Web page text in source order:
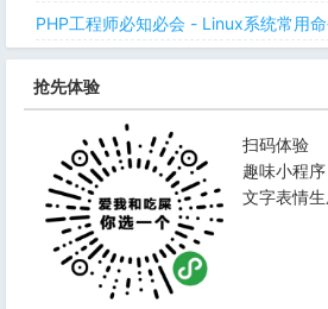
PHP工程师必知必会 - Linux系统常用
抢先体验
扫码体验
趣味小程序
文字表情